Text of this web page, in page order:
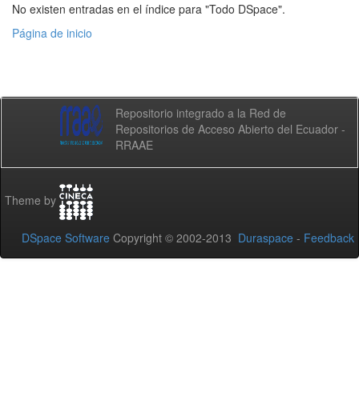
No existen entradas en el índice para "Todo DSpace".
Página de inicio
Repositorio integrado a la Red de
Repositorios de Acceso Abierto del Ecuador -
RRAAE
Theme by
DSpace Software Copyright © 2002-2013 Duraspace - Feedback